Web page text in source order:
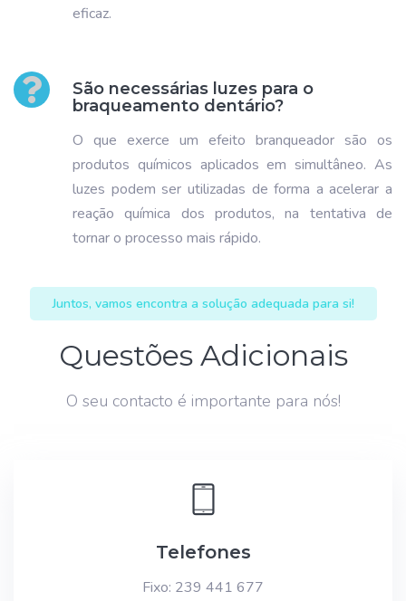
eficaz.
São necessárias luzes para o
braqueamento dentário?
O que exerce um efeito branqueador são os
produtos químicos aplicados em simultâneo. As
luzes podem ser utilizadas de forma a acelerar a
reação química dos produtos, na tentativa de
tornar o processo mais rápido.
Juntos, vamos encontra a solução adequada para si!
Questões Adicionais
O seu contacto é importante para nós!
Telefones
Fixo: 239 441 677